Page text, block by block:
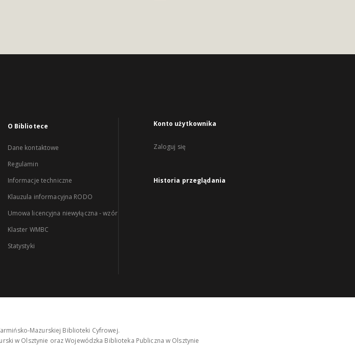
O Bibliotece
Dane kontaktowe
Regulamin
Informacje techniczne
Klauzula informacyjna RODO
Umowa licencyjna niewyłączna - wzór
Klaster WMBC
Statystyki
Konto użytkownika
Zaloguj się
Historia przeglądania
Mazurskiej Biblioteki Cyfrowej.
w Olsztynie oraz Wojewódzka Biblioteka Publiczna w Olsztynie